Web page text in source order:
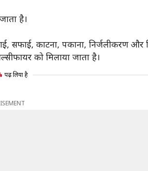
है।
काटना, पकाना, निर्जलीकरण और
को मिलाया जाता है।
पढ़ लिया है